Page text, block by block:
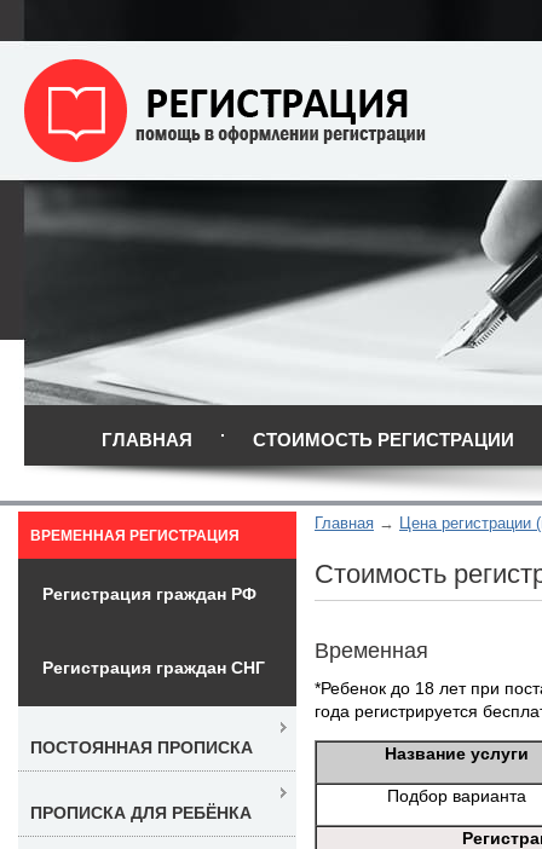
ГЛАВНАЯ СТОИМОСТЬ РЕГИСТРАЦИИ
Главная Цена регистрации
Стоимость
Временная
*Ребенок до 18 лет при
года регистрируется
Название услуги
Подбор варианта
ВРЕМЕННАЯ РЕГИСТРАЦИЯ
Регистрация граждан РФ
Регистрация граждан СНГ
ПОСТОЯННАЯ ПРОПИСКА
ПРОПИСКА ДЛЯ РЕБЁНКА